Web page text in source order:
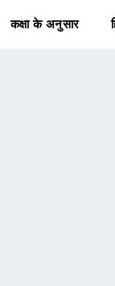
कक्षा के अनुसार